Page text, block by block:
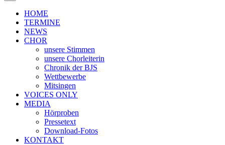
HOME
TERMINE
NEWS
CHOR
unsere Stimmen
unsere Chorleiterin
Chronik der BJS
Wettbewerbe
Mitsingen
VOICES ONLY
MEDIA
Hörproben
Pressetext
Download-Fotos
KONTAKT